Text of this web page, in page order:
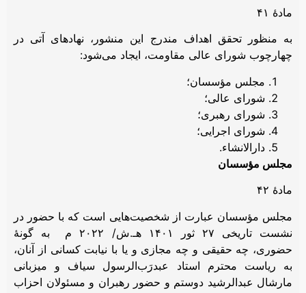
مادۀ ۴۱
به منظور تحقق اهداف مندرج این منشور، نهادهای آتی در
چهارچوب شورای عالی مقاومت، ایجاد می‌شود:
مجلس مؤسسان؛
شورای عالی؛
شورای رهبری؛
شورای اجرایی؛
دارالانشاء.
مجلس مؤسسان
مادۀ ۴۲
مجلس مؤسسان عبارت از شخصیت‌هایی است که با حضور در
نشست تاریخی ۲۷ ثور ۱۴۰۱ هـ.ش/ ۲۰۲۲ م به گونۀ
حضوری، چه حقیقی و چه مجازی و یا با نیابت کسانی از آنان،
به ریاست محترم استاد عبد‌رَب‌الرسول سیاف و میزبانی
مارشال عبدالرشید دوستم و حضور رهبران و مسئولان احزاب